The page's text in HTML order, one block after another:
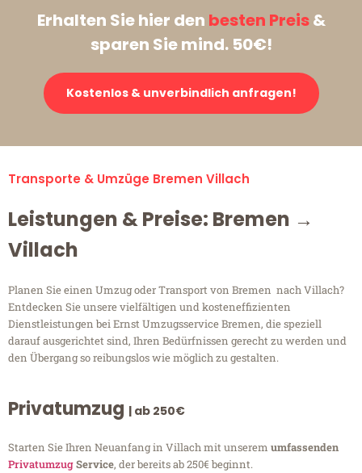
Erhalten Sie hier den besten Preis&
sparen Sie mind. 50€!
Kostenlos & unverbindlich anfragen!
Transporte & Umzüge Bremen Villach
Leistungen & Preise: Bremen →
Villach
Planen Sie einen Umzug oder Transport von Bremen nach Villach?
Entdecken Sie unsere vielfältigen und kosteneffizienten
Dienstleistungen bei Ernst Umzugsservice Bremen, die speziell
darauf ausgerichtet sind, Ihren Bedürfnissen gerecht zu werden und
den Übergang so reibungslos wie möglich zu gestalten.
Privatumzug | ab 250€
Starten Sie Ihren Neuanfang in Villach mit unserem umfassenden
PrivatumzugService, der bereits ab 250€ beginnt.